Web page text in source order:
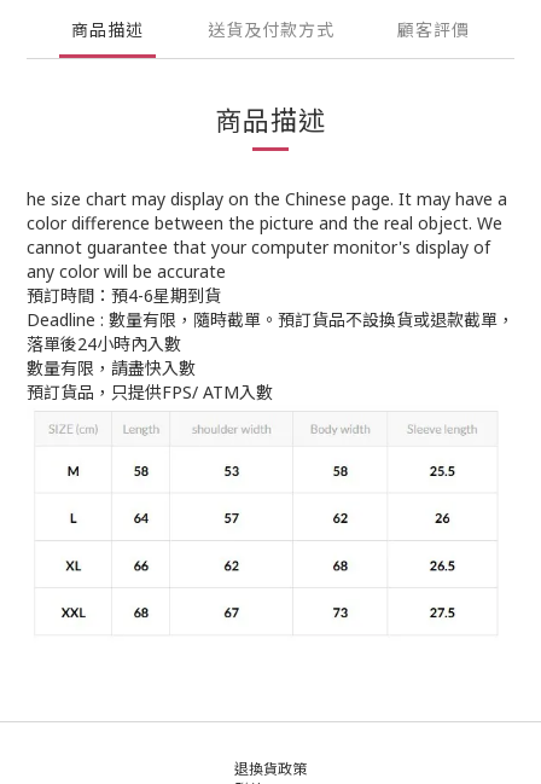
商品描述 送貨及付款方式 顧客評價
商品描述
he size chart may display on the Chinese page. It may have a
color difference between the picture and the real object. We
cannot guarantee that your computer monitor's display of
any color will be accurate
預訂時間：預4-6星期到貨
Deadline : 數量有限，隨時截單。預訂貨品不設換貨或退款截單，
落單後24小時內入數
數量有限，請盡快入數
預訂貨品，只提供FPS/ ATM入數
退換貨政策